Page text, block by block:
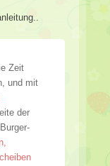
Zeit
und mit
der